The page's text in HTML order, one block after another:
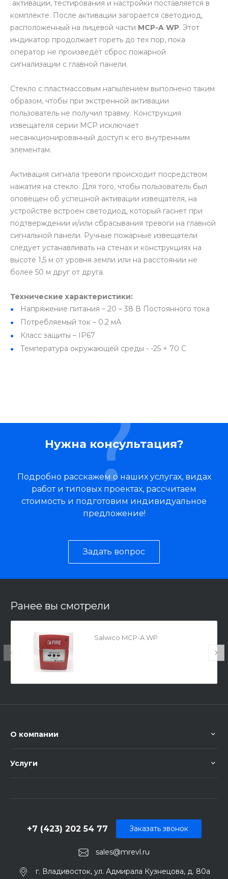
активации, тестирования и настройки поставляется в
комплекте. После активации загорается светодиод,
расположенный на лицевой части MCP-A WP. Этот
индикатор продолжает гореть до тех пор, пока
оператор не произведёт сброс пожарной
сигнализации с главной панели.
Стекло с пластмассовым напылением выполнено таким
образом, чтобы при экстренной активации
пользователь не получил травму. Конструкция
извещателя серии МСР исключает
несанкционированный доступ к его внутренним
элементам.
Активация сигнала тревоги происходит посредством
нажатия на стекло. Для того, чтобы пользователь был
оповещен об успешной активации извещателя, на
устройстве встроен светодиод, который гаснет при
подтверждении и/или сбрасывания тревоги на главной
сигнальной панели. Ручные пожарные извещатели
следует устанавливать на стенах и конструкциях на
высоте 1,5 м от уровня земли или на расстоянии не
более 50 м друг от друга.
Технические характеристики:
Напряжение питания – 20 – 38 В Постоянного тока
Потребляемый ток – 0.2 мА
Класс защиты – IP67
Температура окружающей среды - -25 + 70 С
Нужна консультация?
Подробно расскажем о наших услугах, видах
работ и типовых проектах, рассчитаем
стоимость и подготовим индивидуальное
предложение!
Задать вопрос
Ранее вы смотрели
Salwico MCP-A WP
О компании
Услуги
sales@mrevl.ru
+7 (423) 202 54 77
г. Владивосток, ул. Адмирала Кузнецова, д. 80а
Заказать звонок